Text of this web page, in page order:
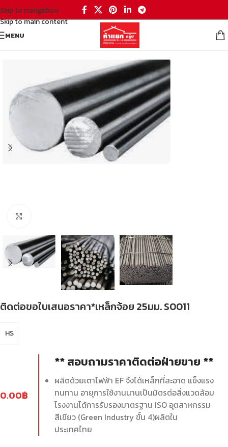
Skip to navigation
Skip to main content
MENU
ติดต่อขอใบเสนอราคา*เหล็กจ้อย 25มม. S0011
HS
0.00฿
** สอบถามราคาติดต่อฝ่ายขาย **
ผลิตด้วยเตาไฟฟ้า EF จึงได้เหล็กที่สะอาด แข็งแรง
ทนทาน อายุการใช้งานนานเป็นมิตรต่อสิ่งแวดล้อม
โรงงานได้การรับรองมาตรฐาน ISO อุตสาหกรรม
สีเขียว (Green Industry ขั้น 4)ผลิตใน
ประเทศไทย